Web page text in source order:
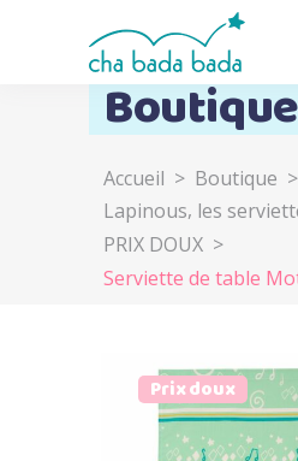
Boutique
Accueil > Boutique >
Lapinous, les
PRIX DOUX >
Serviette de table
Prix doux